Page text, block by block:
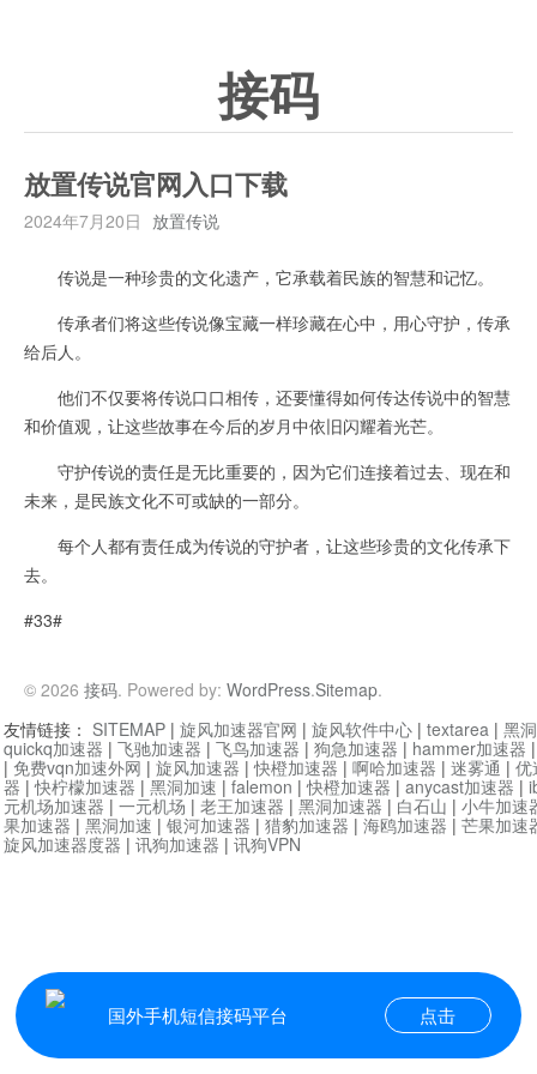
接码
放置传说官网入口下载
2024年7月20日 放置传说
传说是一种珍贵的文化遗产，它承载着民族的智慧和记忆。
传承者们将这些传说像宝藏一样珍藏在心中，用心守护，传承
给后人。
他们不仅要将传说口口相传，还要懂得如何传达传说中的智慧
和价值观，让这些故事在今后的岁月中依旧闪耀着光芒。
守护传说的责任是无比重要的，因为它们连接着过去、现在和
未来，是民族文化不可或缺的一部分。
每个人都有责任成为传说的守护者，让这些珍贵的文化传承下
去。
#33#
© 2026 接码. Powered by: WordPress.Sitemap.
国外手机短信接码平台 点击
友情链接： SITEMAP | 旋风加速器官网 | 旋风软件中心 | textarea | 黑
quickq加速器 | 飞驰加速器 | 飞鸟加速器 | 狗急加速器 | hammer加速器
| 免费vqn加速外网 | 旋风加速器 |快橙加速器 | 啊哈加速器 | 迷雾通 | 优
器 |快柠檬加速器 | 黑洞加速 | falemon |快橙加速器 | anycast加速器 |
元机场加速器 | 一元机场 | 老王加速器 | 黑洞加速器 | 白石山 | 小牛加速
果加速器 | 黑洞加速 | 银河加速器 | 猎豹加速器 | 海鸥加速器 | 芒果加速
旋风加速器度器 | 讯狗加速器 | 讯狗VPN